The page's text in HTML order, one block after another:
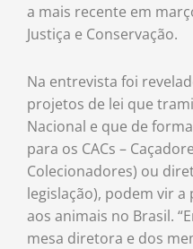
a mais recente em
Justiça e Conservação.
Na entrevista foi
projetos de lei que
Nacional e que de
para os CACs –
Colecionadores) ou
legislação), podem vir
aos animais no Brasil.
mesa diretora e dos